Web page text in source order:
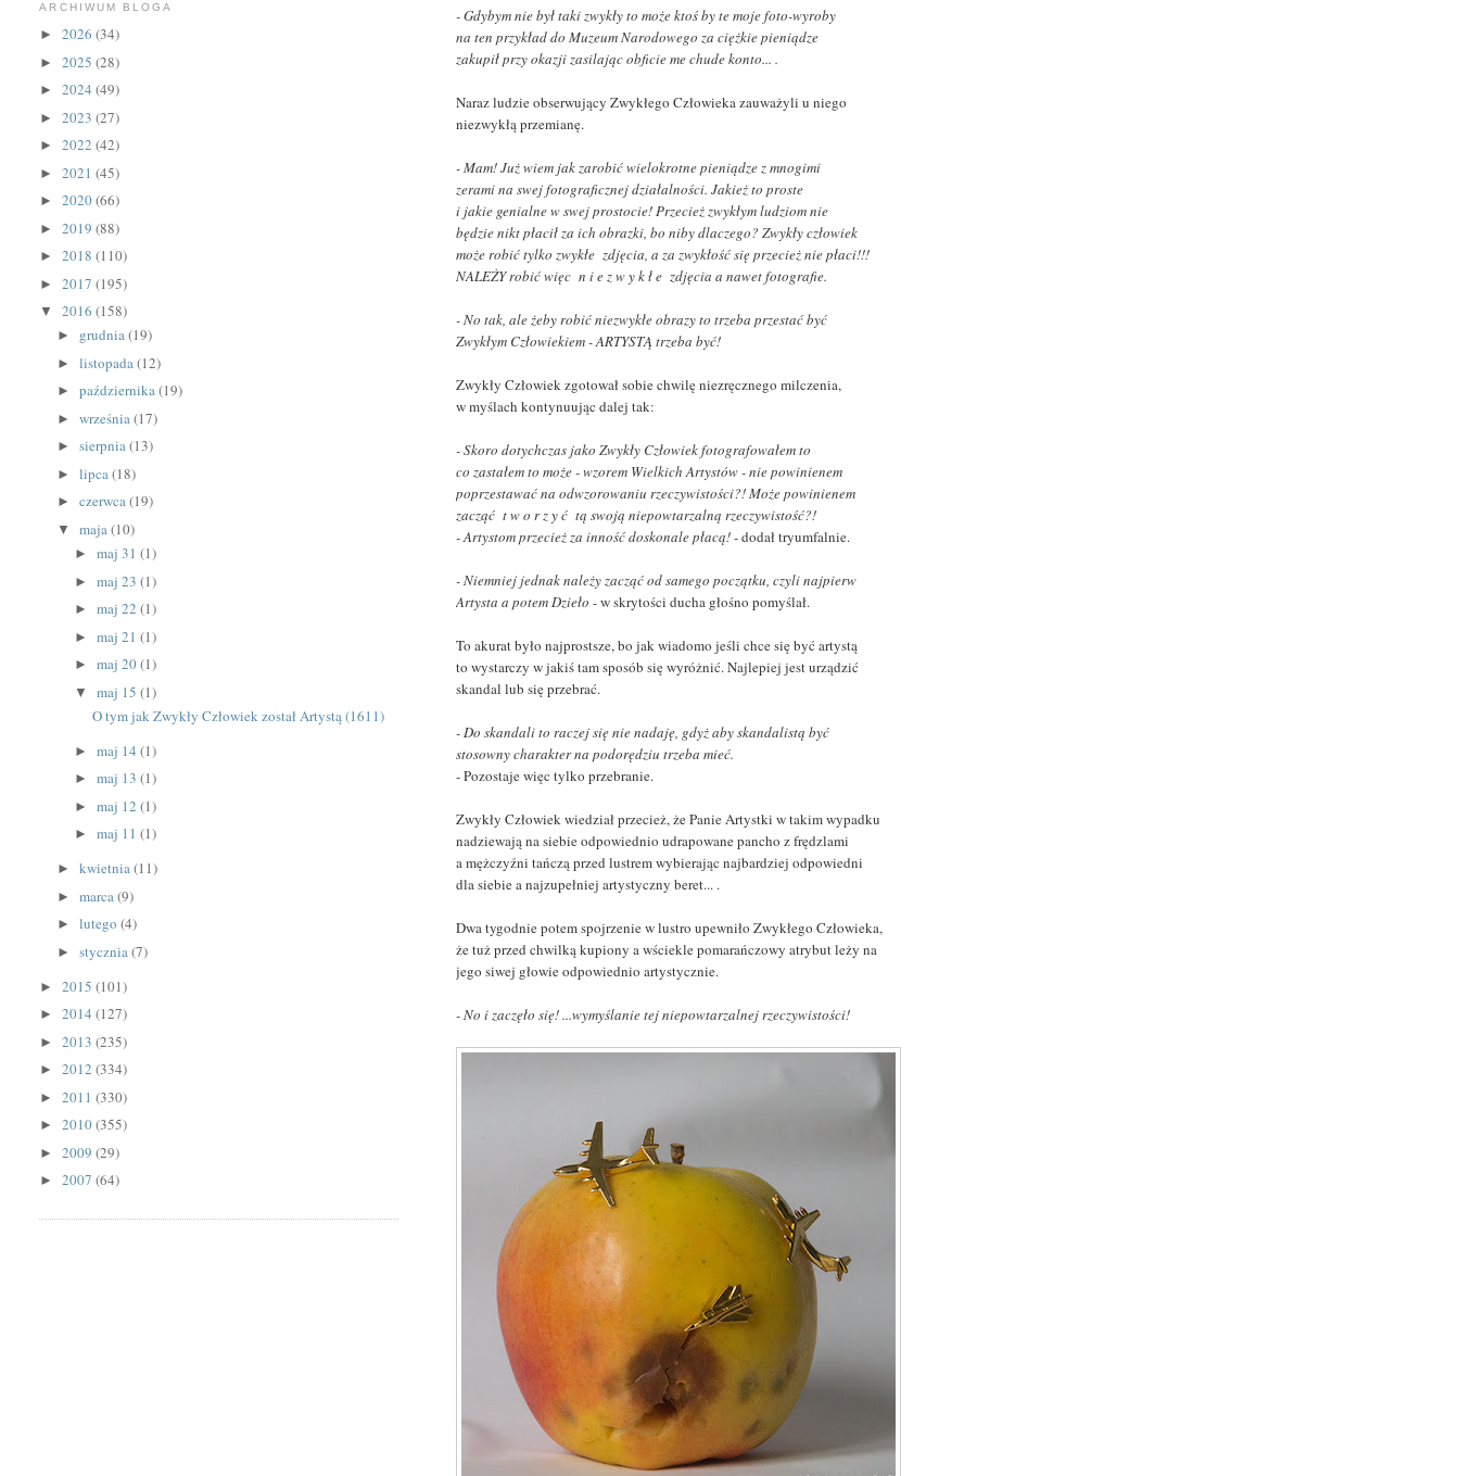
- Gdybym nie był taki zwykły to może ktoś by te moje foto-wyroby
na ten przykład do Muzeum Narodowego za ciężkie pieniądze
zakupił przy okazji zasilając obficie me chude konto... .
Naraz ludzie obserwujący Zwykłego Człowieka zauważyli u niego
niezwykłą przemianę.
- Mam! Już wiem jak zarobić wielokrotne pieniądze z mnogimi
zerami na swej fotograficznej działalności. Jakież to proste
i jakie genialne w swej prostocie! Przecież zwykłym ludziom nie
będzie nikt płacił za ich obrazki, bo niby dlaczego? Zwykły człowiek
może robić tylko zwykłe zdjęcia, a za zwykłość się przecież nie płaci!!!
NALEŻY robić więc n i e z w y k ł e zdjęcia a nawet fotografie.
- No tak, ale żeby robić niezwykłe obrazy to trzeba przestać być
Zwykłym Człowiekiem - ARTYSTĄ trzeba być!
Zwykły Człowiek zgotował sobie chwilę niezręcznego milczenia,
w myślach kontynuując dalej tak:
- Skoro dotychczas jako Zwykły Człowiek fotografowałem to
co zastałem to może - wzorem Wielkich Artystów - nie powinienem
poprzestawać na odwzorowaniu rzeczywistości?! Może powinienem
zacząć t w o r z y ć tą swoją niepowtarzalną rzeczywistość?!
- Artystom przecież za inność doskonale płacą!- dodał tryumfalnie.
- Niemniej jednak należy zacząć od samego początku, czyli najpierw
Artysta a potem Dzieło- w skrytości ducha głośno pomyślał.
To akurat było najprostsze, bo jak wiadomo jeśli chce się być artystą
to wystarczy w jakiś tam sposób się wyróżnić. Najlepiej jest urządzić
skandal lub się przebrać.
- Do skandali to raczej się nie nadaję, gdyż aby skandalistą być
stosowny charakter na podorędziu trzeba mieć.
- Pozostaje więc tylko przebranie.
Zwykły Człowiek wiedział przecież, że Panie Artystki w takim wypadku
nadziewają na siebie odpowiednio udrapowane pancho z frędzlami
a mężczyźni tańczą przed lustrem wybierając najbardziej odpowiedni
dla siebie a najzupełniej artystyczny beret... .
Dwa tygodnie potem spojrzenie w lustro upewniło Zwykłego Człowieka,
że tuż przed chwilką kupiony a wściekle pomarańczowy atrybut leży na
jego siwej głowie odpowiednio artystycznie.
- No i zaczęło się! ...wymyślanie tej niepowtarzalnej rzeczywistości!
ARCHIWUM BLOGA
►2026(34)
►2025(28)
►2024(49)
►2023(27)
►2022(42)
►2021(45)
►2020(66)
►2019(88)
►2018(110)
►2017(195)
▼2016(158)
► grudnia(19)
►listopada(12)
►października(19)
►września(17)
►sierpnia(13)
►lipca(18)
►czerwca(19)
▼maja(10)
► maj 31 (1)
► maj 23 (1)
► maj 22 (1)
► maj 21 (1)
► maj 20(1)
▼ maj 15 (1)
O tym jak Zwykły Człowiek został Artystą (1611)
► maj 14 (1)
► maj 13 (1)
► maj 12 (1)
► maj 11 (1)
►kwietnia(11)
►marca(9)
►lutego(4)
►stycznia(7)
►2015(101)
►2014(127)
►2013(235)
►2012(334)
►2011(330)
►2010(355)
►2009(29)
►2007(64)